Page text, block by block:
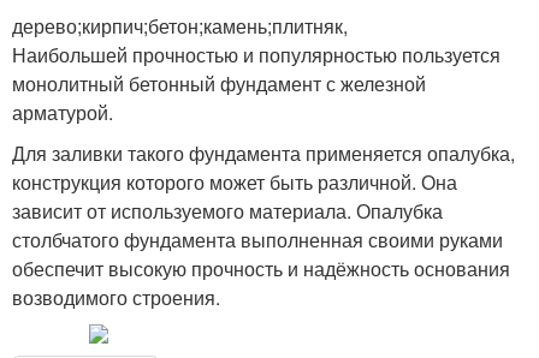
дерево;кирпич;бетон;камень;плитняк,
Наибольшей прочностью и популярностью пользуется
монолитный бетонный фундамент с железной
арматурой.
Для заливки такого фундамента применяется опалубка,
конструкция которого может быть различной. Она
зависит от используемого материала. Опалубка
столбчатого фундамента выполненная своими руками
обеспечит высокую прочность и надёжность основания
возводимого строения.